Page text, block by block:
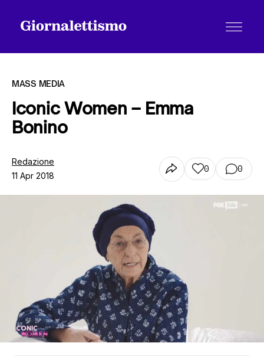
Tutti gli articoli
Chi siamo
MASS MEDIA
Iconic Women – Emma
Bonino
Redazione
11 Apr 2018
0 0